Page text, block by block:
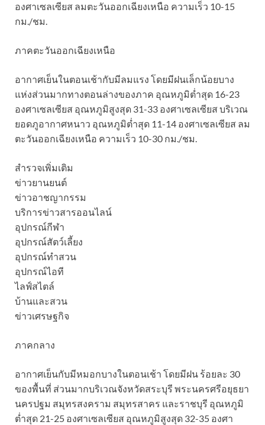
องศาเซลเซียส ลมตะวันออกเฉียงเหนือ ความเร็ว 10-15
กม./ชม.
ภาคตะวันออกเฉียงเหนือ
อากาศเย็นในตอนเช้ากับมีลมแรง โดยมีฝนเล็กน้อยบาง
แห่งส่วนมากทางตอนล่างของภาค อุณหภูมิต่ำสุด 16-23
องศาเซลเซียส อุณหภูมิสูงสุด 31-33 องศาเซลเซียส บริเวณ
ยอดภูอากาศหนาว อุณหภูมิต่ำสุด 11-14 องศาเซลเซียส ลม
ตะวันออกเฉียงเหนือ ความเร็ว 10-30 กม./ชม.
สำรวจเพิ่มเติม
ข่าวยานยนต์
ข่าวอาชญากรรม
บริการข่าวสารออนไลน์
อุปกรณ์กีฬา
อุปกรณ์สัตว์เลี้ยง
อุปกรณ์ทำสวน
อุปกรณ์ไอที
ไลฟ์สไตล์
บ้านและสวน
ข่าวเศรษฐกิจ
ภาคกลาง
อากาศเย็นกับมีหมอกบางในตอนเช้า โดยมีฝน ร้อยละ 30
ของพื้นที่ ส่วนมากบริเวณจังหวัดสระบุรี พระนครศรีอยุธยา
นครปฐม สมุทรสงคราม สมุทรสาคร และราชบุรี อุณหภูมิ
ต่ำสุด 21-25 องศาเซลเซียส อุณหภูมิสูงสุด 32-35 องศา